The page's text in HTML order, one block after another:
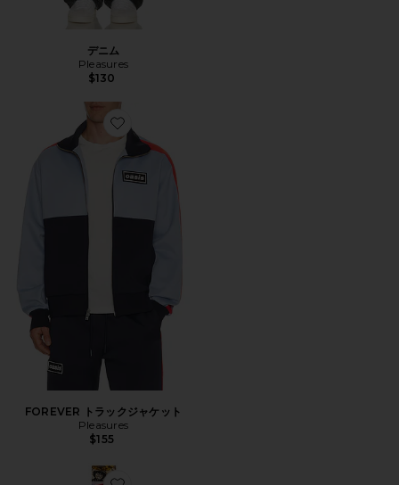
デニム
Pleasures
$130
Favorite FOREVER トラックジャケット
FOREVER トラックジャケット
Pleasures
$155